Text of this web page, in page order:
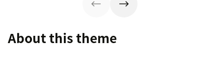
About this theme